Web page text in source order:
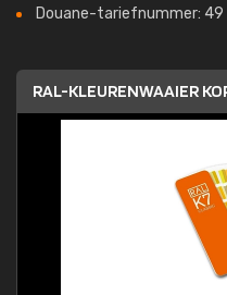
Douane-tariefnummer: 49
RAL-KLEURENWAAIER